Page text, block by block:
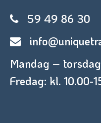
59 49 86 30
Mandag –
Fredag: kl. 10.00-